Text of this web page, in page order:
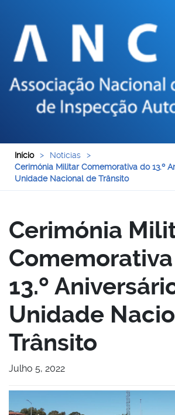
Início > Noticias
>
Cerimónia Militar Comemorativa do 13.º
Unidade Nacional de Trânsito
Cerimónia
13.º
Unidade
Trânsito
Julho 5, 2022